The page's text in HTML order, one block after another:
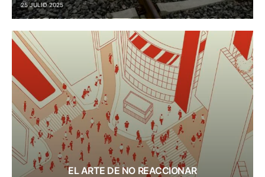
25 JULIO 2025
EL ARTE DE NO REACCIONAR